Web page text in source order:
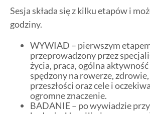
Sesja składa się z kilku etapów i
godziny.
WYWIAD – pierwszym
przeprowadzony przez
życia, praca, ogólna aktywność
spędzony na rowerze,
przeszłości oraz cele i
ogromne znaczenie.
BADANIE – po wywiadzie